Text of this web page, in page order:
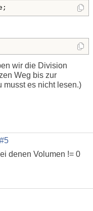
wir die Division
Weg bis zur
musst es nicht lesen.)
#5
denen Volumen != 0